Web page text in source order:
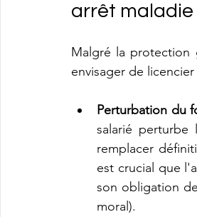
arrêt maladie
Malgré la protection
envisager de
Perturbation du
salarié
remplacer
est crucial que
son obligation
moral).